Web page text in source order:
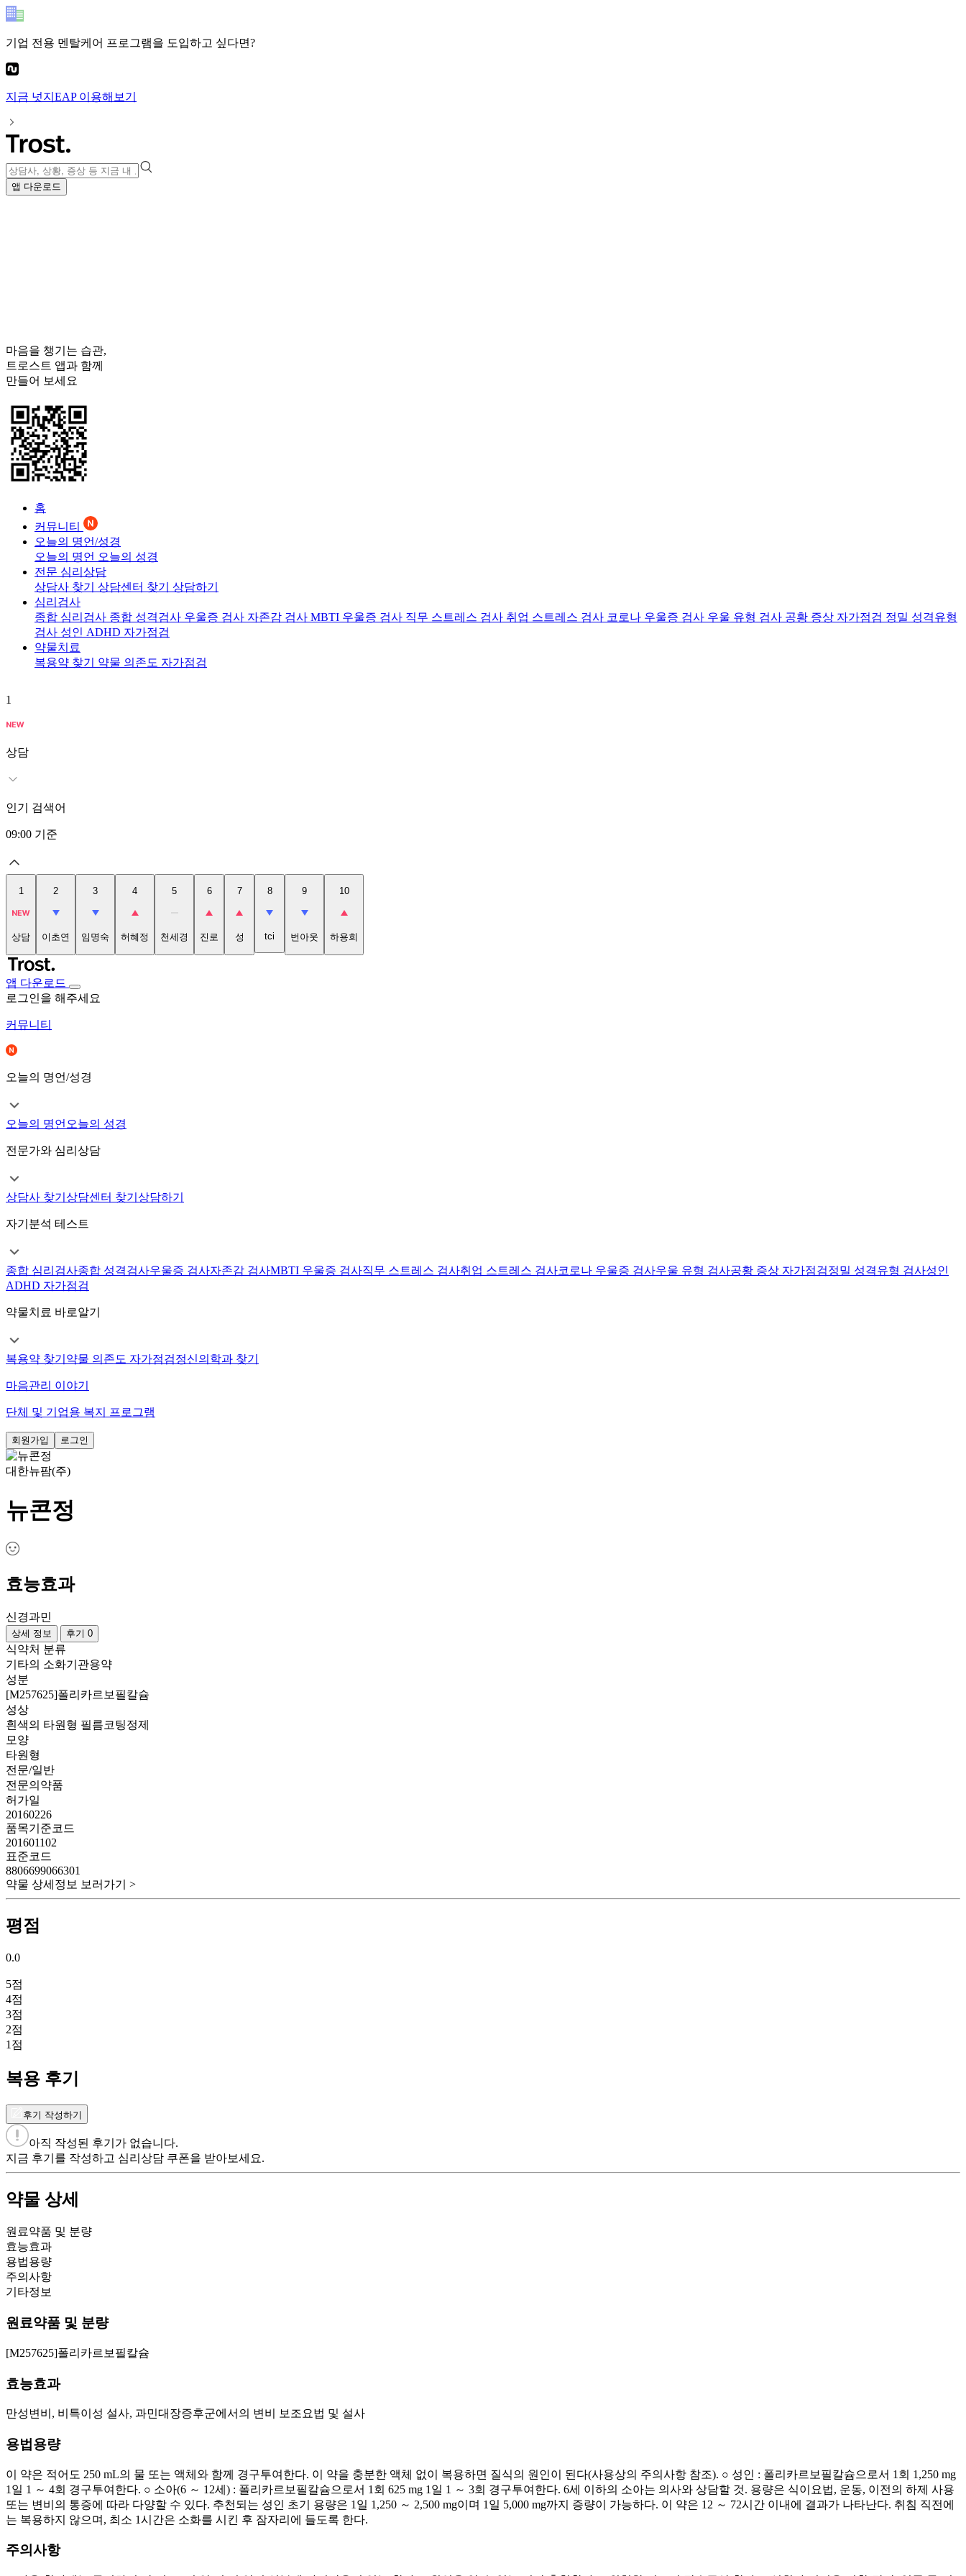
기업 전용 멘탈케어 프로그램을 도입하고 싶다면?
지금 넛지EAP이용해보기
앱 다운로드
마음을 챙기는 습관,
트로스트 앱과 함께
만들어 보세요
홈
커뮤니티
오늘의 명언/성경
오늘의 명언 오늘의 성경
전문 심리상담
상담사 찾기 상담센터 찾기 상담하기
심리검사
종합 심리검사 종합 성격검사 우울증 검사 자존감 검사 MBTI 우울증 검사 직무 스트레스 검사 취업 스트레스 검사 코로나 우울증 검사 우울 유형 검사 공황 증상 자가점검 정밀 성격유형
검사 성인 ADHD 자가점검
약물치료
복용약 찾기 약물 의존도 자가점검
1
상담
인기 검색어
09:00 기준
1
상담
2
이초연
3
임명숙
4
허혜정
5
천세경
6
진로
7
성
8
tci
9
번아웃
10
하용희
앱 다운로드
로그인을 해주세요
커뮤니티
오늘의 명언/성경
오늘의 명언 오늘의 성경
전문가와 심리상담
상담사 찾기 상담센터 찾기 상담하기
자기분석 테스트
종합 심리검사종합 성격검사우울증 검사자존감 검사MBTI 우울증 검사직무 스트레스 검사취업 스트레스 검사코로나 우울증 검사우울 유형 검사공황 증상 자가점검정밀 성격유형 검사성인
ADHD 자가점검
약물치료 바로알기
복용약 찾기 약물 의존도 자가점검정신의학과 찾기
마음관리 이야기
단체 및 기업용 복지 프로그램
회원가입 로그인
대한뉴팜(주)
뉴콘정
효능효과
신경과민
상세 정보 후기 0
식약처 분류
기타의 소화기관용약
성분
[M257625]폴리카르보필칼슘
성상
흰색의 타원형 필름코팅정제
모양
타원형
전문/일반
전문의약품
허가일
20160226
품목기준코드
201601102
표준코드
8806699066301
약물 상세정보 보러가기 >
평점
0.0
5점
4점
3점
2점
1 점
복용 후기
후기 작성하기
아직 작성된 후기가 없습니다.
지금 후기를 작성하고 심리상담 쿠폰을 받아보세요.
약물 상세
원료약품 및 분량
효능효과
용법용량
주의사항
기타정보
원료약품 및 분량
[M257625]폴리카르보필칼슘
효능효과
만성변비, 비특이성 설사, 과민대장증후군에서의 변비 보조요법 및 설사
용법용량
이 약은 적어도 250 mL의 물 또는 액체와 함께 경구투여한다. 이 약을 충분한 액체 없이 복용하면 질식의 원인이 된다(사용상의 주의사항 참조). ○ 성인 : 폴리카르보필칼슘으로서 1회 1,250 mg
1일 1 ～ 4회 경구투여한다. ○ 소아(6 ～ 12세) : 폴리카르보필칼슘으로서 1회 625 mg 1일 1 ～ 3회 경구투여한다. 6세 이하의 소아는 의사와 상담할 것. 용량은 식이요법, 운동, 이전의 하제 사용
또는 변비의 통증에 따라 다양할 수 있다. 추천되는 성인 초기 용량은 1일 1,250 ～ 2,500 mg이며 1일 5,000 mg까지 증량이 가능하다. 이 약은 12 ～ 72시간 이내에 결과가 나타난다. 취침 직전에
는 복용하지 않으며, 최소 1시간은 소화를 시킨 후 잠자리에 들도록 한다.
주의사항